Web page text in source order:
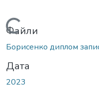
Вантажиться...
Файли
Борисенко диплом
Дата
2023